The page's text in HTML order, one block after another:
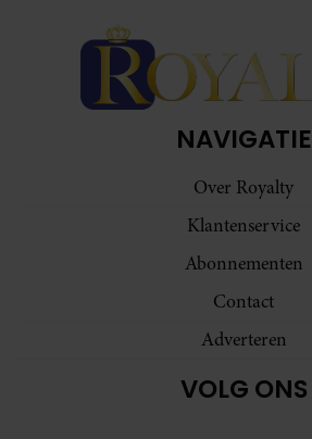
NAVIGATIE
Over Royalty
Klantenservice
Abonnementen
Contact
Adverteren
VOLG ONS